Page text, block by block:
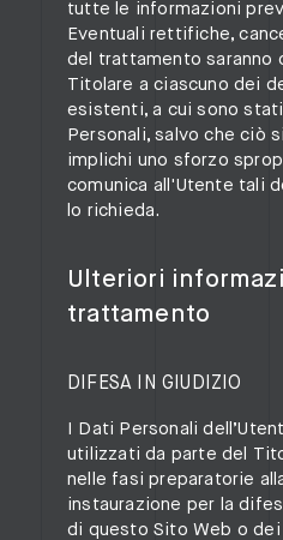
tutte le informazioni
Eventuali rettifiche,
del trattamento saranno
Titolare a ciascuno dei
esistenti, a cui sono
Personali, salvo che ciò
implichi uno sforzo
comunica all'Utente tali
lo richieda.
Ulteriori
trattamento
DIFESA IN GIUDIZIO
I Dati Personali
utilizzati da parte del
nelle fasi preparatorie
instaurazione per la
di questo Sito Web o